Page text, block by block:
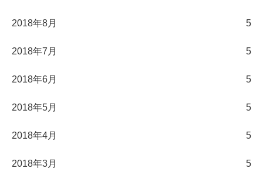
2018年8月 5
2018年7月 5
2018年6月 5
2018年5月 5
2018年4月 5
2018年3月 5